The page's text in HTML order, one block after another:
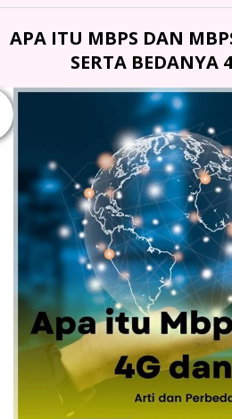
APA ITU MBPS DAN
SERTA BEDANYA